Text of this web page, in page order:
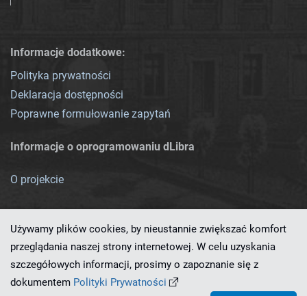
Informacje dodatkowe:
Polityka prywatności
Deklaracja dostępności
Poprawne formułowanie zapytań
Informacje o oprogramowaniu dLibra
O projekcie
Ten serwis działa dzięki oprogramowaniu
Używamy plików cookies, by nieustannie zwiększać komfort
przeglądania naszej strony internetowej. W celu uzyskania
szczegółowych informacji, prosimy o zapoznanie się z
dokumentem Polityki Prywatności